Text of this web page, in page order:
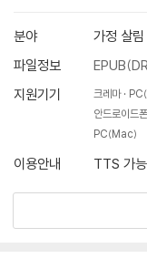
분야 가정 살림
파일정보
지원기기
크레마
안드로이드폰
PC(Mac)
이용안내 TTS 가능